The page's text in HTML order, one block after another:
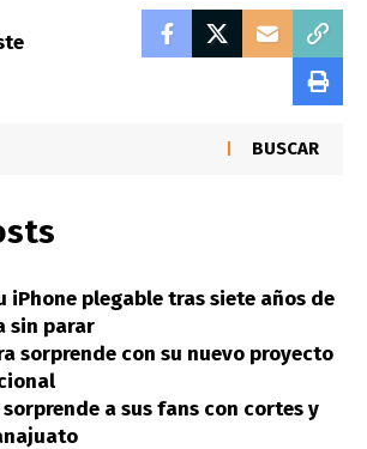
BUSCAR
iPhone plegable tras siete años de
sin parar
sorprende con su nuevo proyecto
sorprende a sus fans con cortes y